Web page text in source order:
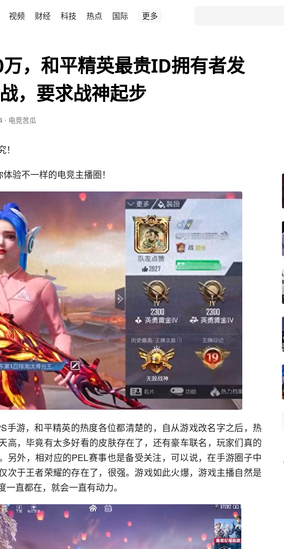
视频 财经 科技 热点 国际 更多
，和平精英最贵ID拥有者发
，要求战神起步
· 电竞苦瓜
验不一样的电竞主播圈！
手游，和平精英的热度各位都清楚的，自从游戏改名字之后，热
高，毕竟有太多好看的皮肤存在了，还有豪车联名，玩家们真的
另外，相对应的PEL赛事也是备受关注，可以说，在手游圈子中
次于王者荣耀的存在了，很强。游戏如此火爆，游戏主播自然是
一直都在，就会一直有动力。